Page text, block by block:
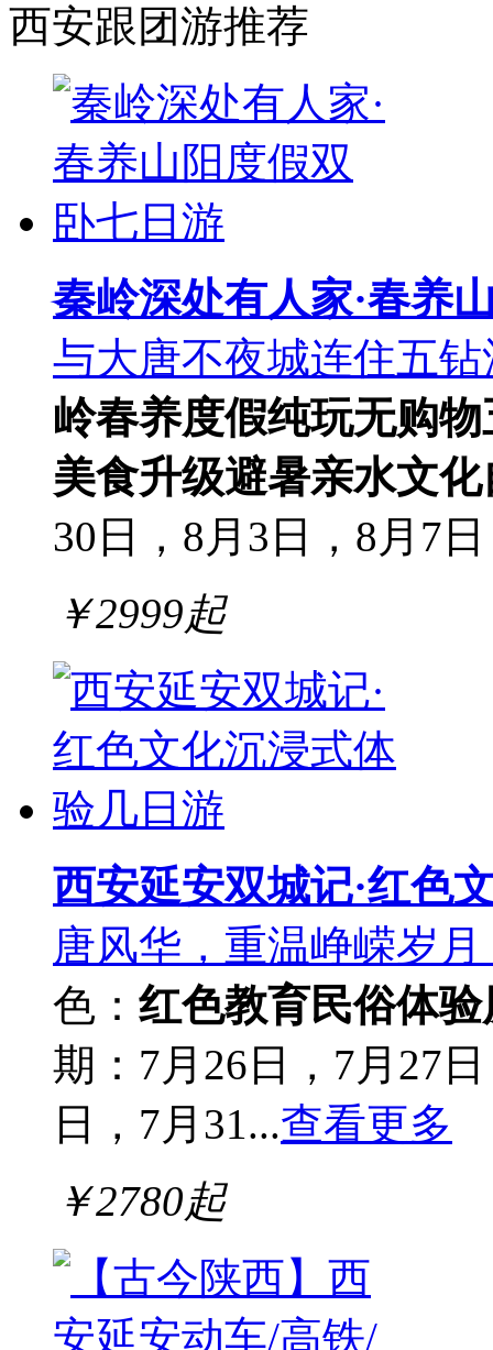
西安跟团游推荐
秦岭深处有人家·春养
与大唐不夜城连住五
岭春养度假纯玩无购物
美食升级避暑亲水文化
30日，8月3日，8月7
￥2999起
西安延安双城记·红色
唐风华，重温峥嵘岁
色： 红色教育民俗体验
期：7月26日，7月27
日，7月31...查看更多
￥2780起